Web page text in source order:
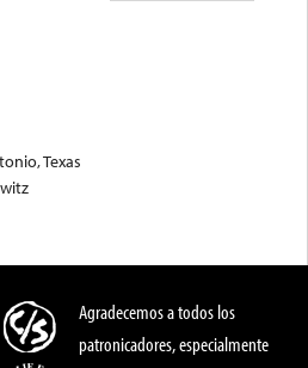
Texas
Agradecemos a todos los
patronicadores, especialmente